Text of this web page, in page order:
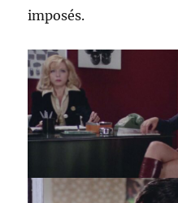
imposés.